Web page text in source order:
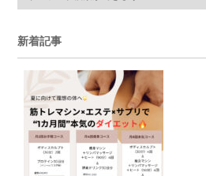
新着記事